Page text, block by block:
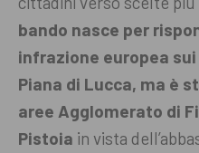
bando nasce per
infrazione europea
Piana di Lucca, ma è
aree Agglomerato di
Pistoia in vista